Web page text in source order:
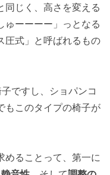
同じく、高さを変える
ゅーーーー」っとなる
圧式」と呼ばれるもの
ですし、ショパンコ
もこのタイプの椅子が
めることって、第一に